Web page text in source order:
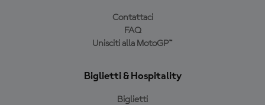
Contattaci
FAQ
Unisciti alla MotoGP™
Biglietti & Hospitality
Biglietti